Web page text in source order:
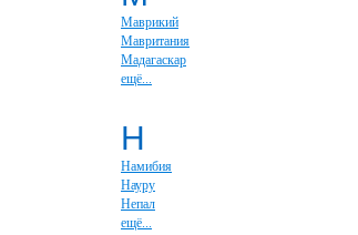
Маврикий
Мавритания
Мадагаскар
ещё...
Н
Намибия
Науру
Непал
ещё...